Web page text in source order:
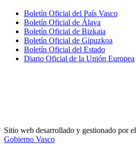
Boletín Oficial del País Vasco
Boletín Oficial de Álava
Boletín Oficial de Bizkaia
Boletín Oficial de Gipuzkoa
Boletín Oficial del Estado
Diario Oficial de la Unión Europea
Sitio web desarrollado y gestionado por el
Gobierno Vasco